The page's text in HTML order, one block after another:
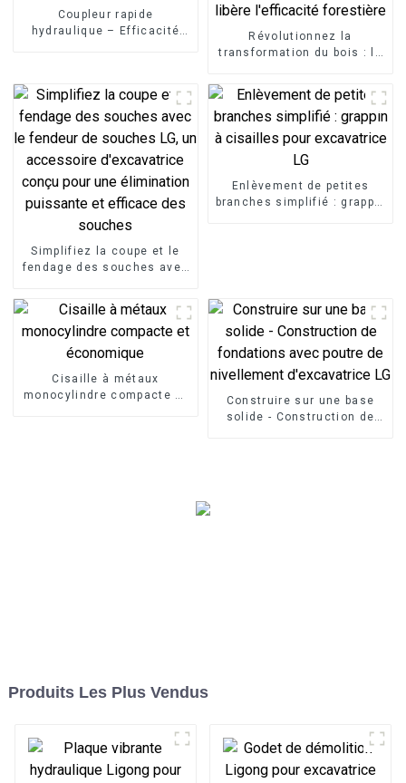
Coupleur rapide
hydraulique – Efficacité
Révolutionnez la
transformation du bois : la
l'efficacité forestière
Simplifiez la coupe et le
fendage des souches avec
d'excavatrice conçu pour
une élimination puissante
et efficace des souches
Enlèvement de petites
branches simplifié : grappin
Cisaille à métaux
monocylindre compacte et
Construire sur une base
solide - Construction de
Produits Les Plus Vendus